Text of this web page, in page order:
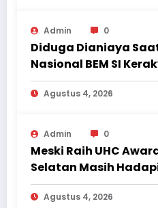
Admin 0
Diduga Dianiaya
Nasional BEM SI
Jambi, Delegasi
LukaAgustus 4, 2026
Admin 0
Meski Raih UHC
Selatan Masih
Sektor Kesehatan
Agustus 4, 2026